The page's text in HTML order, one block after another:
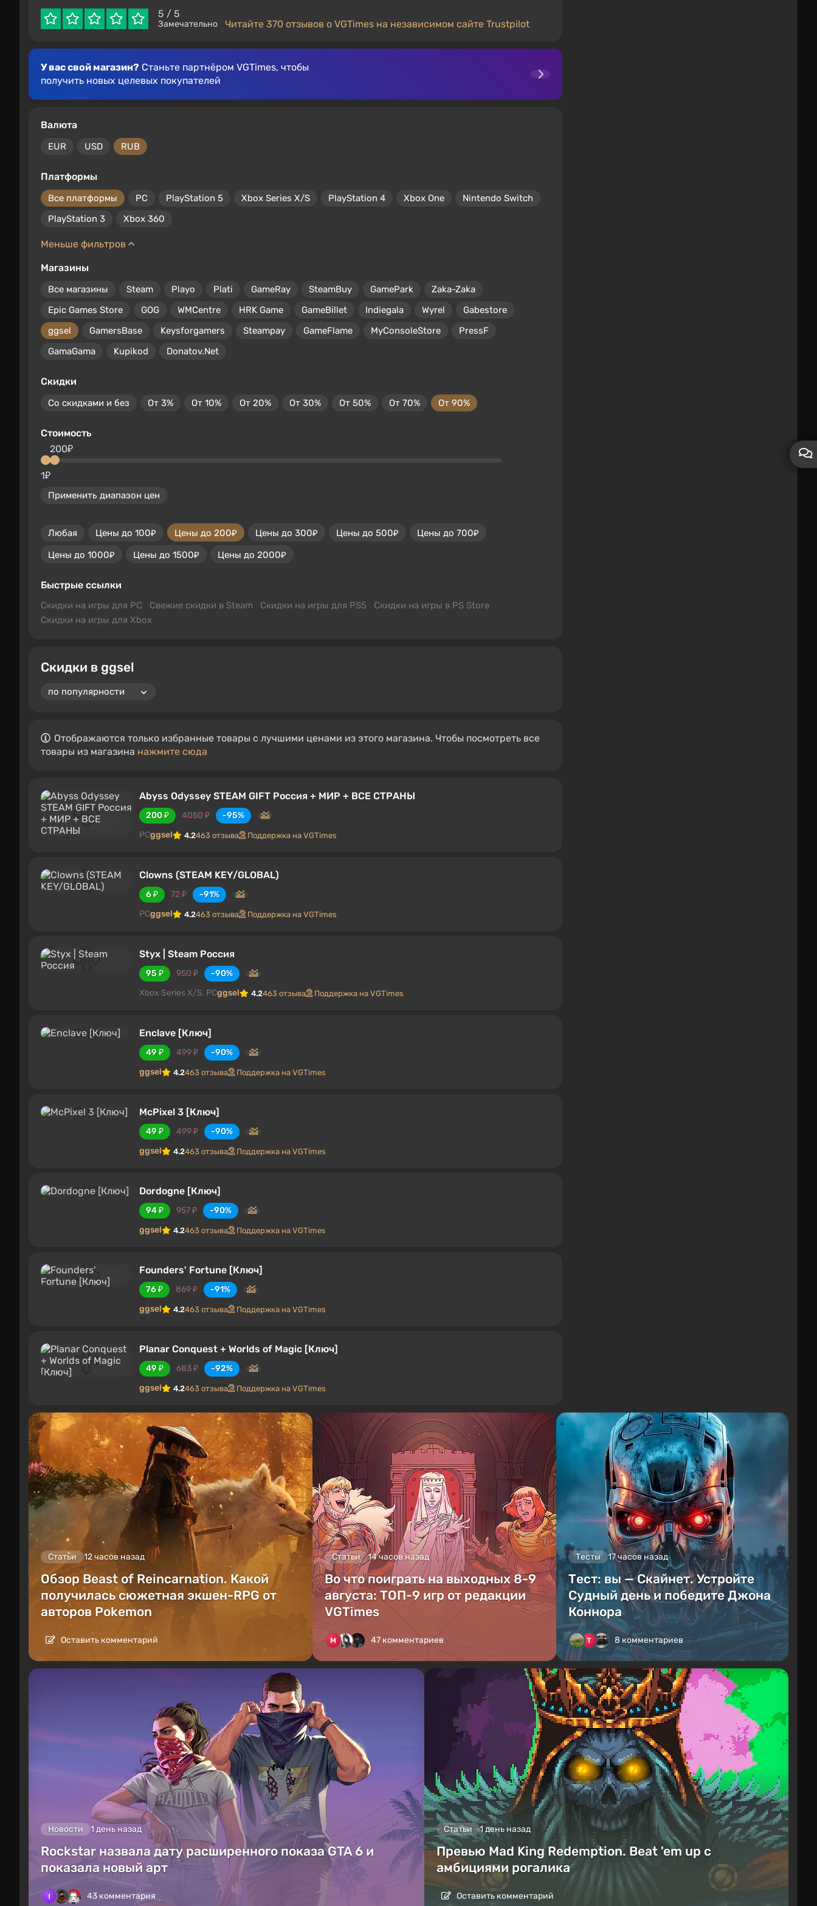
5 / 5
Замечательно Читайте 370 отзывов о VGTimes на независимом сайте Trustpilot
У вас свой магазин? Станьте партнёром VGTimes, чтобы
получить новых целевых покупателей
Валюта
EUR USD RUB
Платформы
Все платформы PC PlayStation 5 Xbox Series X/S PlayStation 4 Xbox One
Nintendo Switch
PlayStation 3
Xbox 360
Меньше фильтров
Магазины
Все магазины Steam Playo Plati GameRay SteamBuy GamePark
Zaka-Zaka
Epic Games Store
GOG WMCentre HRK Game GameBillet Indiegala Wyrel
Gabestore
ggsel
GamersBase Keysforgamers Steampay GameFlame MyConsoleStore
PressF
GamaGama
Kupikod Donatov.Net
Скидки
Со скидками и без От 3% От 10% От 20% От 30% От 50% От 70% От 90%
Стоимость
1₽
200₽
Применить диапазон цен
Любая Цены до 100₽ Цены до 200₽ Цены до 300₽ Цены до 500₽
Цены до 700₽
Цены до 1000₽
Цены до 1500₽ Цены до 2000₽
Быстрые ссылки
Скидки на игры для PC Свежие скидки в Steam Скидки на игры для PS5
Скидки на игры в PS Store
Скидки на игры для Xbox
Скидки в ggsel
Отображаются только избранные товары с лучшими ценами из этого магазина. Чтобы посмотреть все
товары из магазина нажмите сюда
Abyss Odyssey STEAM GIFT Россия + МИР + ВСЕ СТРАНЫ
200 ₽ 4050 ₽
-95%
PCggsel 4.2463 отзыва Поддержка на VGTimes
Clowns (STEAM KEY/GLOBAL)
6 ₽ 72 ₽
-91%
PCggsel 4.2463 отзыва Поддержка на VGTimes
Styx | Steam Россия
95 ₽ 950 ₽
-90%
Xbox Series X/S, PCggsel 4.2463 отзыва Поддержка на VGTimes
Enclave [Ключ]
49 ₽ 499 ₽
-90%
ggsel
4.2463 отзыва Поддержка на VGTimes
McPixel 3 [Ключ]
49 ₽ 499 ₽
-90%
ggsel
4.2463 отзыва Поддержка на VGTimes
Dordogne [Ключ]
94 ₽ 957 ₽
-90%
ggsel
4.2463 отзыва Поддержка на VGTimes
Founders' Fortune [Ключ]
76 ₽ 869 ₽
-91%
ggsel
4.2463 отзыва Поддержка на VGTimes
Planar Conquest + Worlds of Magic [Ключ]
49 ₽ 683 ₽
-92%
ggsel
4.2463 отзыва Поддержка на VGTimes
Статьи 12 часов назад
Обзор Beast of Reincarnation. Какой
получилась сюжетная экшен-RPG от
авторов Pokemon
Оставить комментарий
Статьи 14 часов назад
Во что поиграть на выходных 8-9
августа: ТОП-9 игр от редакции
VGTimes
47 комментариев
Тесты 17 часов назад
Тест: вы — Скайнет. Устройте
Судный день и победите Джона
Коннора
8 комментариев
Новости 1 день назад
Rockstar назвала дату расширенного показа GTA 6 и
показала новый арт
43 комментария
Статьи 1 день назад
Превью Mad King Redemption. Beat 'em up с
амбициями рогалика
Оставить комментарий